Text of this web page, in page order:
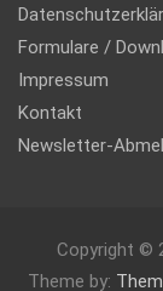
Formulare /
Impressum
Kontakt
Newsletter-
Copyright ©
Theme by: